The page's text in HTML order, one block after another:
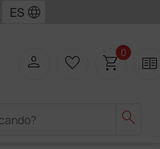
language
search
person favorite_border shopping_cart0 two_pager